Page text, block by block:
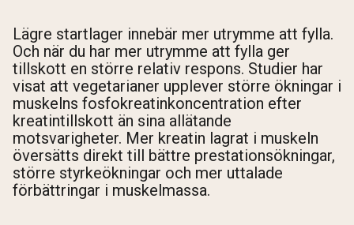
Lägre startlager innebär mer utrymme att fylla.
Och när du har mer utrymme att fylla ger
tillskott en större relativ respons. Studier har
visat att vegetarianer upplever större ökningar i
muskelns fosfokreatinkoncentration efter
kreatintillskott än sina allätande
motsvarigheter. Mer kreatin lagrat i muskeln
översätts direkt till bättre prestationsökningar,
större styrkeökningar och mer uttalade
förbättringar i muskelmassa.